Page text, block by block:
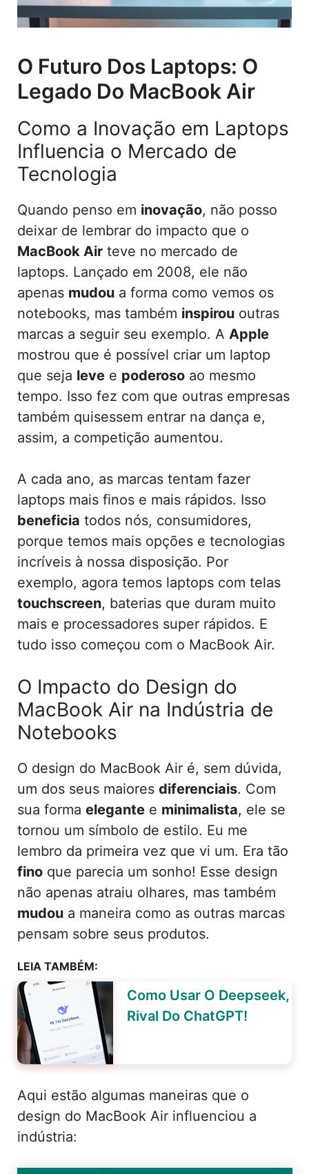
O Futuro Dos Laptops: O
Legado Do MacBook Air
Como a Inovação em Laptops
Influencia o Mercado de
Tecnologia
Quando penso em inovação, não posso
deixar de lembrar do impacto que o
MacBook Air teve no mercado de
laptops. Lançado em 2008, ele não
apenas mudou a forma como vemos os
notebooks, mas também inspirou outras
marcas a seguir seu exemplo. A Apple
mostrou que é possível criar um laptop
que seja leve e poderoso ao mesmo
tempo. Isso fez com que outras empresas
também quisessem entrar na dança e,
assim, a competição aumentou.
A cada ano, as marcas tentam fazer
laptops mais finos e mais rápidos. Isso
beneficia todos nós, consumidores,
porque temos mais opções e tecnologias
incríveis à nossa disposição. Por
exemplo, agora temos laptops com telas
touchscreen, baterias que duram muito
mais e processadores super rápidos. E
tudo isso começou com o MacBook Air.
O Impacto do Design do
MacBook Air na Indústria de
Notebooks
O design do MacBook Air é, sem dúvida,
um dos seus maiores diferenciais. Com
sua forma elegante e minimalista, ele se
tornou um símbolo de estilo. Eu me
lembro da primeira vez que vi um. Era tão
fino que parecia um sonho! Esse design
não apenas atraiu olhares, mas também
mudou a maneira como as outras marcas
pensam sobre seus produtos.
LEIA TAMBÉM:
Como Usar O Deepseek,
Rival Do ChatGPT!
Aqui estão algumas maneiras que o
design do MacBook Air influenciou a
indústria: